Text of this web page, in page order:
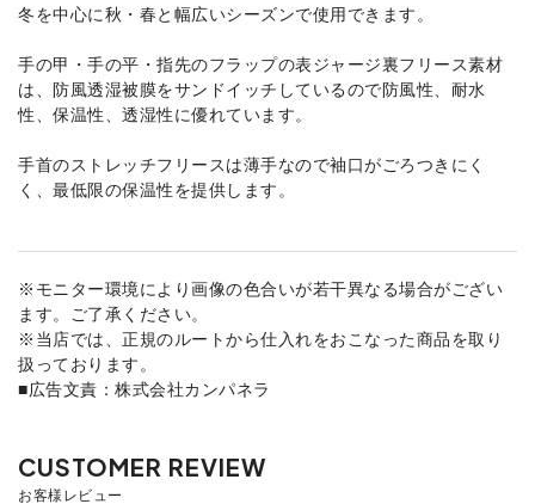
冬を中心に秋・春と幅広いシーズンで使用できます。
手の甲・手の平・指先のフラップの表ジャージ裏フリース素材
は、防風透湿被膜をサンドイッチしているので防風性、耐水
性、保温性、透湿性に優れています。
手首のストレッチフリースは薄手なので袖口がごろつきにく
く、最低限の保温性を提供します。
※モニター環境により画像の色合いが若干異なる場合がござい
ます。ご了承ください。
※当店では、正規のルートから仕入れをおこなった商品を取り
扱っております。
■広告文責：株式会社カンパネラ